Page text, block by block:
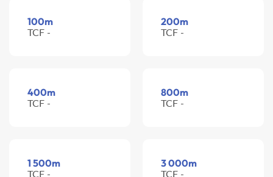
100m
TCF -
200m
TCF -
400m
TCF -
800m
TCF -
1 500m
TCF -
3 000m
TCF -